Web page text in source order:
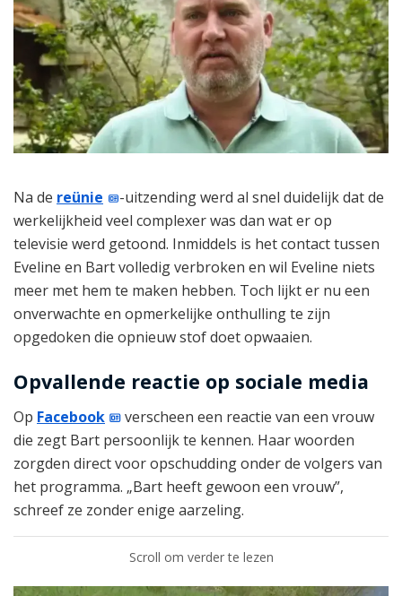
Na de reünie
-uitzending werd al snel duidelijk dat de
werkelijkheid veel complexer was dan wat er op
televisie werd getoond. Inmiddels is het contact tussen
Eveline en Bart volledig verbroken en wil Eveline niets
meer met hem te maken hebben. Toch lijkt er nu een
onverwachte en opmerkelijke onthulling te zijn
opgedoken die opnieuw stof doet opwaaien.
Opvallende reactie op sociale media
Op Facebook
verscheen een reactie van een vrouw
die zegt Bart persoonlijk te kennen. Haar woorden
zorgden direct voor opschudding onder de volgers van
het programma. „Bart heeft gewoon een vrouw”,
schreef ze zonder enige aarzeling.
Scroll om verder te lezen